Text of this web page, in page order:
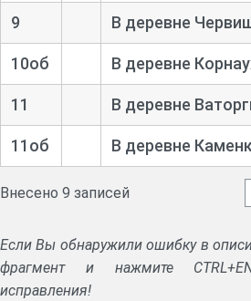
9 В деревне
10об В деревне
11 В деревне
11об В деревне
Внесено 9 записей
Если Вы обнаружили ошибку в
фрагмент и нажмите
исправления!